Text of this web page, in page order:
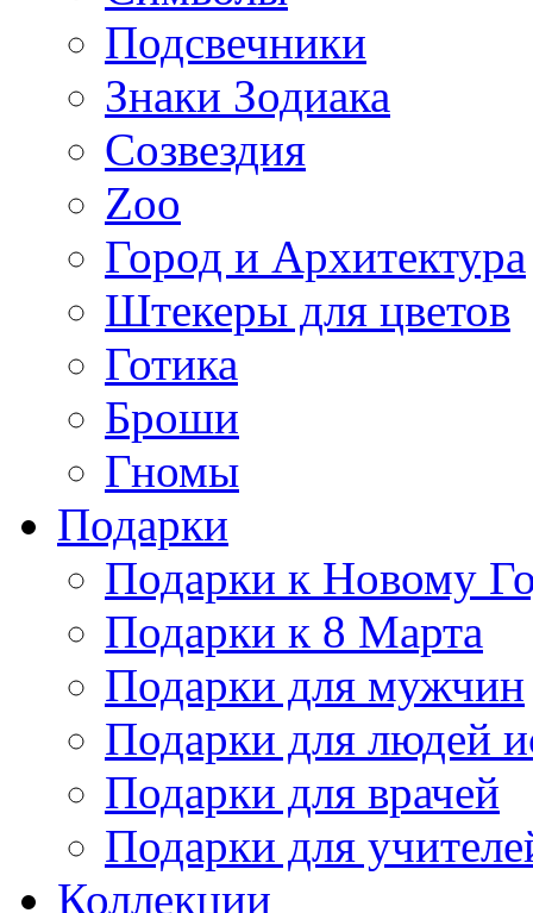
Подсвечники
Знаки Зодиака
Созвездия
Zoo
Город и Архитектура
Штекеры для цветов
Готика
Броши
Гномы
Подарки
Подарки к Новому
Подарки к 8 Марта
Подарки для мужчин
Подарки для людей
Подарки для врачей
Подарки для
Коллекции